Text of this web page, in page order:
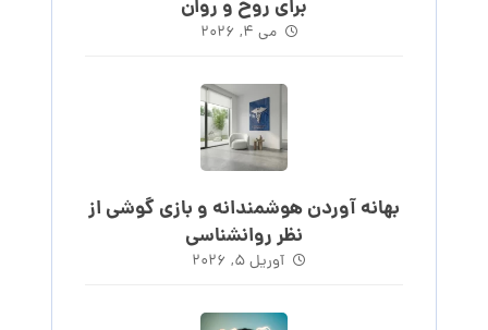
برای روح و روان
می ۴, ۲۰۲۶
بهانه آوردن هوشمندانه و بازی گوشی از
نظر روانشناسی
آوریل ۵, ۲۰۲۶